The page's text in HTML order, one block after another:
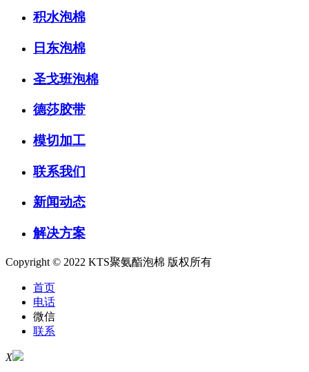
积水泡棉
日东泡棉
圣戈班泡棉
德莎胶带
模切加工
联系我们
新闻动态
解决方案
Copyright © 2022 KTS聚氨酯泡棉 版权所有
首页
电话
微信
联系
X